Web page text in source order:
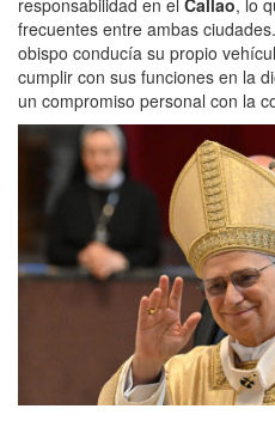
frecuentes entre ambas
obispo conducía su propio
cumplir con sus funciones en la
un compromiso personal con la